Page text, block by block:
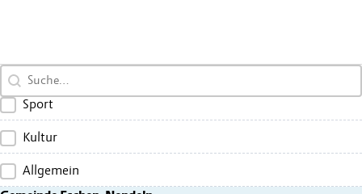
Search content
Sport
Kultur
Allgemein